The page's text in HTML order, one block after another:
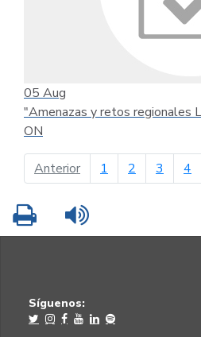
05 Aug
"Amenazas y retos regionales
ON
Anteriorpágina anterior
1 2 3 4
Imprimir
Síguenos: